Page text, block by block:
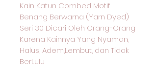
Kain Katun Combed Motif
Benang Berwarna (Yarn Dyed)
Seri 30 Dicari Oleh Orang-Orang
Karena Kainnya Yang Nyaman,
Halus, Adem,Lembut, dan Tidak
BerLulu